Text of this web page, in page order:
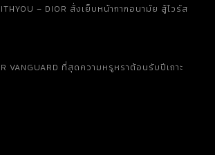
– DIOR สั่งเย็บหน้ากากอนามัย สู้ไวรัส
VANGUARD ที่สุดความหรูหราต้อนรับปีเถาะ